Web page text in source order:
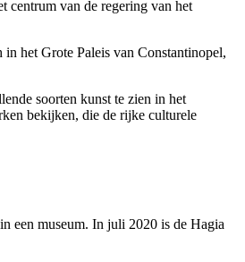
centrum van de regering van het
het Grote Paleis van Constantinopel,
soorten kunst te zien in het
bekijken, die de rijke culturele
een museum. In juli 2020 is de Hagia